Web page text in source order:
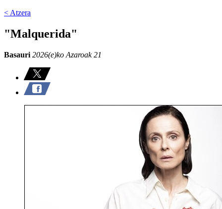
< Atzera
"Malquerida"
Basauri 2026(e)ko Azaroak 21